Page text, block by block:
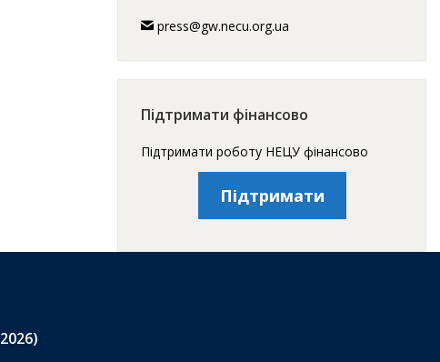
press@gw.necu.org.ua
Підтримати фінансово
Підтримати роботу НЕЦУ фінансово
Підтримати
2026)